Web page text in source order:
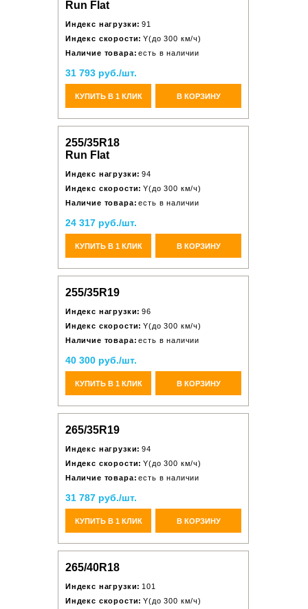
Run Flat
Индекс нагрузки: 91
Индекс скорости: Y(до 300 км/ч)
Наличие товара: есть в наличии
31 793 руб./шт.
КУПИТЬ В 1 КЛИК В КОРЗИНУ
255/35R18
Run Flat
Индекс нагрузки: 94
Индекс скорости: Y(до 300 км/ч)
Наличие товара: есть в наличии
24 317 руб./шт.
КУПИТЬ В 1 КЛИК В КОРЗИНУ
255/35R19
Индекс нагрузки: 96
Индекс скорости: Y(до 300 км/ч)
Наличие товара: есть в наличии
40 300 руб./шт.
КУПИТЬ В 1 КЛИК В КОРЗИНУ
265/35R19
Индекс нагрузки: 94
Индекс скорости: Y(до 300 км/ч)
Наличие товара: есть в наличии
31 787 руб./шт.
КУПИТЬ В 1 КЛИК В КОРЗИНУ
265/40R18
Индекс нагрузки: 101
Индекс скорости: Y(до 300 км/ч)